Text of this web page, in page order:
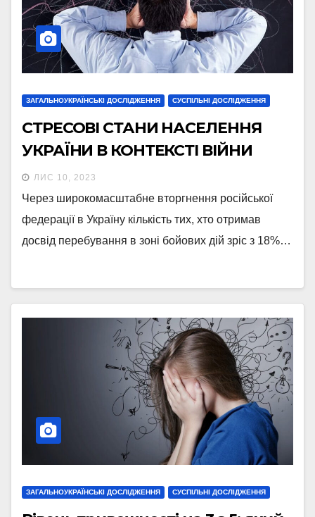
ЗАГАЛЬНОУКРАЇНСЬКІ ДОСЛІДЖЕННЯ СУСПІЛЬНІ ДОСЛІДЖЕННЯ
СТРЕСОВІ СТАНИ НАСЕЛЕННЯ
УКРАЇНИ В КОНТЕКСТІ ВІЙНИ
ЛИС 10, 2023
Через широкомасштабне вторгнення російської
федерації в Україну кількість тих, хто отримав
досвід перебування в зоні бойових дій зріс з 18%…
ЗАГАЛЬНОУКРАЇНСЬКІ ДОСЛІДЖЕННЯ СУСПІЛЬНІ ДОСЛІДЖЕННЯ